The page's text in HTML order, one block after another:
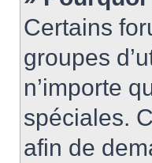
Certains
groupes
n’importe
spéciales.
afin de